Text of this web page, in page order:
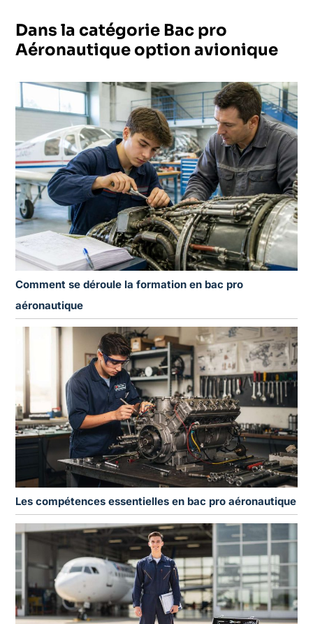
Dans la catégorie Bac pro
Aéronautique option avionique
Comment se déroule la formation en bac pro
aéronautique
Les compétences essentielles en bac pro aéronautique